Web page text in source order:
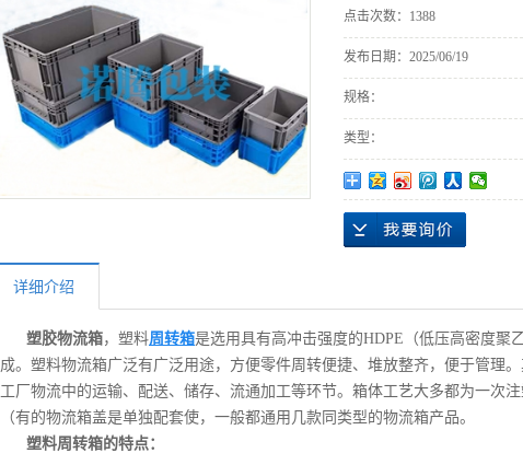
点击次数： 1388
发布日期： 2025/06/19
规格：
类型：
详细介绍
塑胶物流箱，塑料周转箱是选用具有高冲击强度的HDPE（低压高密度聚
成。塑料物流箱广泛有广泛用途，方便零件周转便捷、堆放整齐，便于管理
工厂物流中的运输、配送、储存、流通加工等环节。箱体工艺大多都为一次
（有的物流箱盖是单独配套使，一般都通用几款同类型的物流箱产品。
塑料周转箱的特点：